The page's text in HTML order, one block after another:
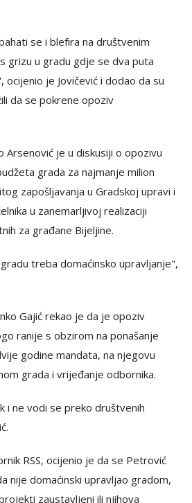
se i blefira na društvenim
grizu u gradu gdje se dva puta
je Jovičević i dodao da su
da se pokrene opoziv
Arsenović je u diskusiji o opozivu
grada za najmanje milion
zapošljavanja u Gradskoj upravi i
u zanemarljivoj realizaciji
za građane Bijeljine.
treba domaćinsko upravljanje",
Gajić rekao je da je opoziv
ranije s obzirom na ponašanje
godine mandata, na njegovu
grada i vrijeđanje odbornika.
i ne vodi se preko društvenih
RSS, ocijenio je da se Petrović
nije domaćinski upravljao gradom,
zaustavljeni ili njihova